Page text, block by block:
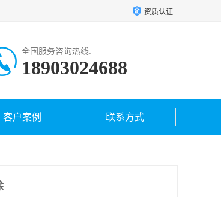
资质认证
全国服务咨询热线:
18903024688
客户案例 联系方式